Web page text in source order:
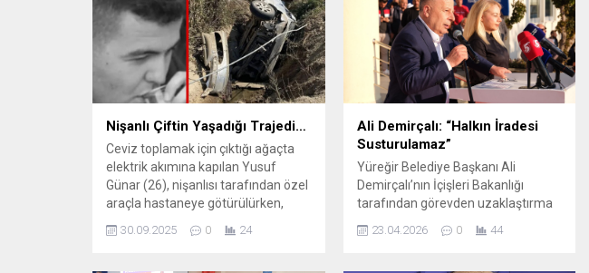
Nişanlı Çiftin Yaşadığı Trajedi…
Ceviz toplamak için çıktığı ağaçta
elektrik akımına kapılan Yusuf
Günar (26), nişanlısı tarafından özel
araçla hastaneye götürülürken,
hayatını kaybetti. Olay, Mersin’in
30.09.2025 0 24
Ali Demirçalı: “Halkın İradesi
Susturulamaz”
Yüreğir Belediye Başkanı Ali
Demirçalı’nın İçişleri Bakanlığı
tarafından görevden uzaklaştırma
Başkanlığı, belediye önünde geniş
23.04.2026 0 44